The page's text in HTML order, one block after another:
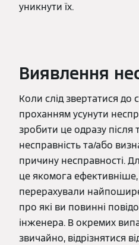
уникнути їх.
Виявлення
Коли слід звертатися до
проханням усунути
зробити це одразу після
несправність та/або
причину несправності.
це якомога
перерахували
про які ви повинні
інженера. В окремих
звичайно, відрізнятися